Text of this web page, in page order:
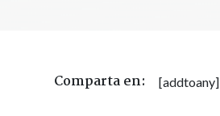
Comparta en: [addtoany]